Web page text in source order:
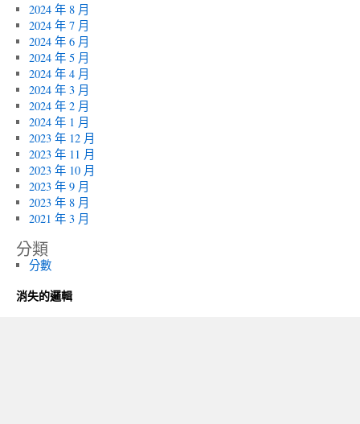
2024 年 8 月
2024 年 7 月
2024 年 6 月
2024 年 5 月
2024 年 4 月
2024 年 3 月
2024 年 2 月
2024 年 1 月
2023 年 12 月
2023 年 11 月
2023 年 10 月
2023 年 9 月
2023 年 8 月
2021 年 3 月
分類
分數
消失的邏輯